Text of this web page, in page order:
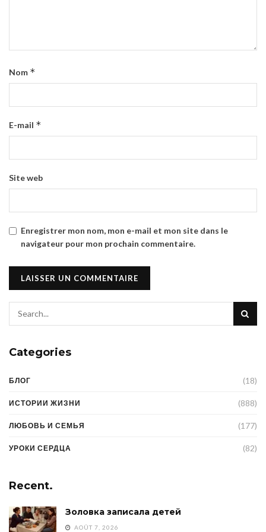
Nom *
E-mail *
Site web
Enregistrer mon nom, mon e-mail et mon site dans le
navigateur pour mon prochain commentaire.
Categories
БЛОГ (18)
ИСТОРИИ ЖИЗНИ (888)
ЛЮБОВЬ И СЕМЬЯ (177)
УРОКИ СЕРДЦА (82)
Recent.
Золовка записала детей
AOÛT 7, 2026